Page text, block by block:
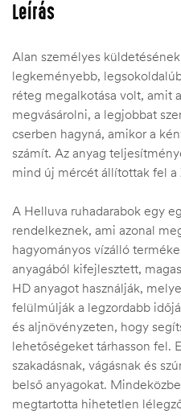
Leírás
Alan személyes
legkeményebb,
réteg megalkotása volt, amit
megvásárolni, a legjobbat
cserben hagyná, amikor a
számít. Az anyag
mind új mércét állítottak fel
A Helluva ruhadarabok egy
rendelkeznek, ami azonal
hagyományos vízálló
anyagából kifejlesztett,
HD anyagot használják,
felülmúlják a legzordabb
és aljnövényzeten, hogy
lehetőségeket tárhasson fel.
szakadásnak, vágásnak és
belső anyagokat.
megtartotta hihetetlen